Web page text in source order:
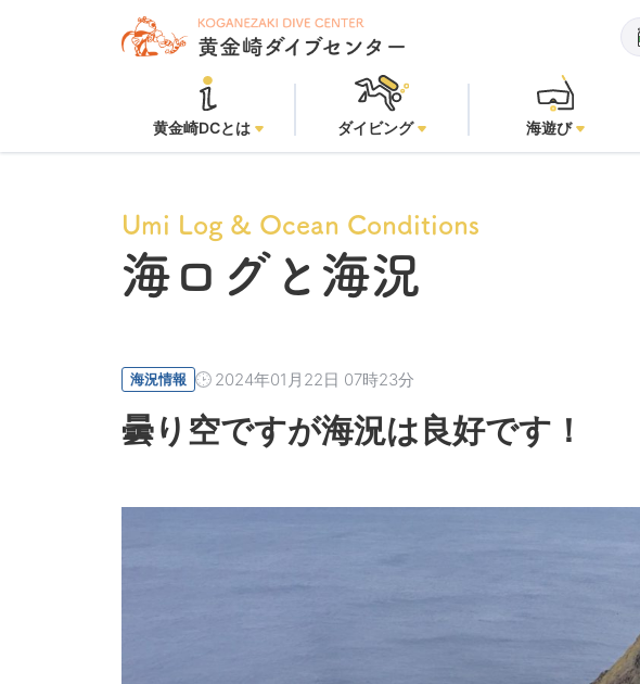
潜水注意
黄金崎DCとは ダイビング 海遊び
Umi Log & Ocean Conditions
海ログと海況
海況情報 2024年01月22日 07時23分
曇り空ですが海況は良好です！